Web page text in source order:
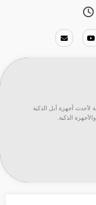
لأحدث أجهزة أبل الذكية
الذكية.